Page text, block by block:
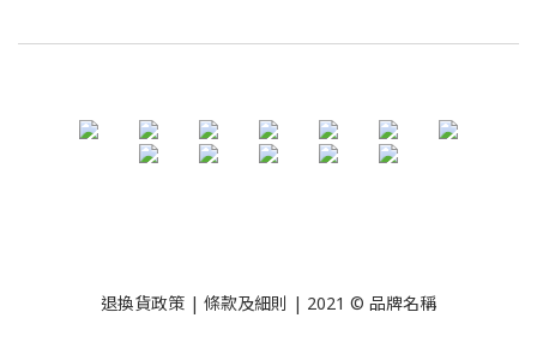
退換貨政策 | 條款及細則 | 2021 © 品牌名稱